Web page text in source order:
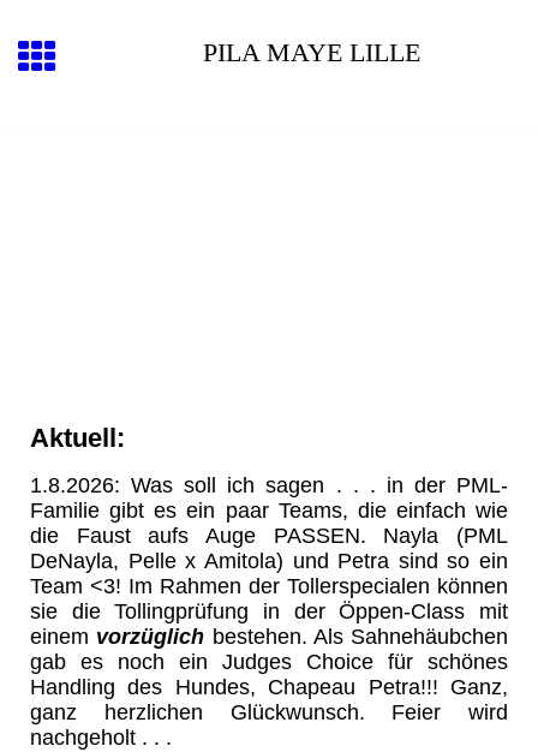
PILA MAYE LILLE
Aktuell:
1.8.2026: Was soll ich sagen . . . in der PML-
Familie gibt es ein paar Teams, die einfach wie
die Faust aufs Auge PASSEN. Nayla (PML
DeNayla, Pelle x Amitola) und Petra sind so ein
Team <3! Im Rahmen der Tollerspecialen können
sie die Tollingprüfung in der Öppen-Class mit
einem vorzüglich bestehen. Als Sahnehäubchen
gab es noch ein Judges Choice für schönes
Handling des Hundes, Chapeau Petra!!! Ganz,
ganz herzlichen Glückwunsch. Feier wird
nachgeholt . . .